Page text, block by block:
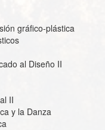
II
gráfico-plástica
al Diseño II
II
y la Danza